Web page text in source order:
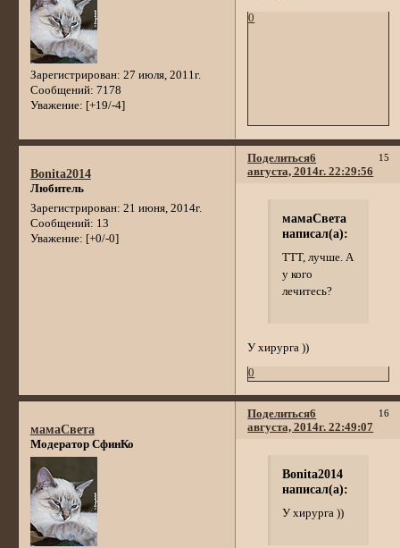
Зарегистрирован: 27 июля, 2011г.
Сообщений: 7178
Уважение: [+19/-4]
0
Поделиться 15
6
августа, 2014г. 22:29:56
Bonita2014
Любитель
Зарегистрирован: 21 июня, 2014г.
Сообщений: 13
Уважение: [+0/-0]
мамаСвета
написал(а):
ТТТ, лучше. А
у кого
лечитесь?
У хирурга ))
0
Поделиться 16
6
августа, 2014г. 22:49:07
мамаСвета
Модератор СфинКо
Bonita2014
написал(а):
У хирурга ))